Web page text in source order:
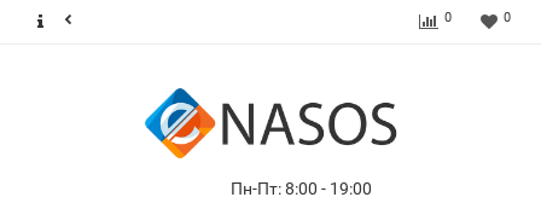
0 0
Пн-Пт: 8:00 - 19:00